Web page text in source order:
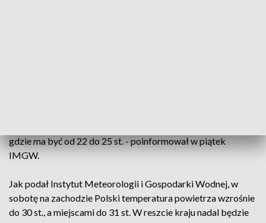
gdzie ma być od 22 do 25 st. - poinformował w piątek
IMGW.
Jak podał Instytut Meteorologii i Gospodarki Wodnej, w
sobotę na zachodzie Polski temperatura powietrza wzrośnie
do 30 st., a miejscami do 31 st. W reszcie kraju nadal będzie